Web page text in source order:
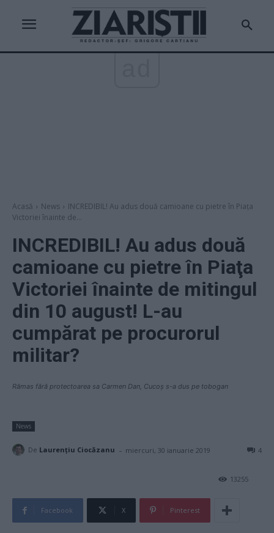
Acasă News
INCREDIBIL! Au adus două camioane cu pietre în Piaţa
Victoriei înainte de...
INCREDIBIL! Au adus două
camioane cu pietre în Piaţa
Victoriei înainte de mitingul
din 10 august! L-au
cumpărat pe procurorul
militar?
Rămas fără protectoarea sa Carmen Dan, Cucoș s-a dus pe tobogan
News
De Laurențiu Ciocăzanu - miercuri, 30 ianuarie 2019 4
13255
Facebook X Pinterest